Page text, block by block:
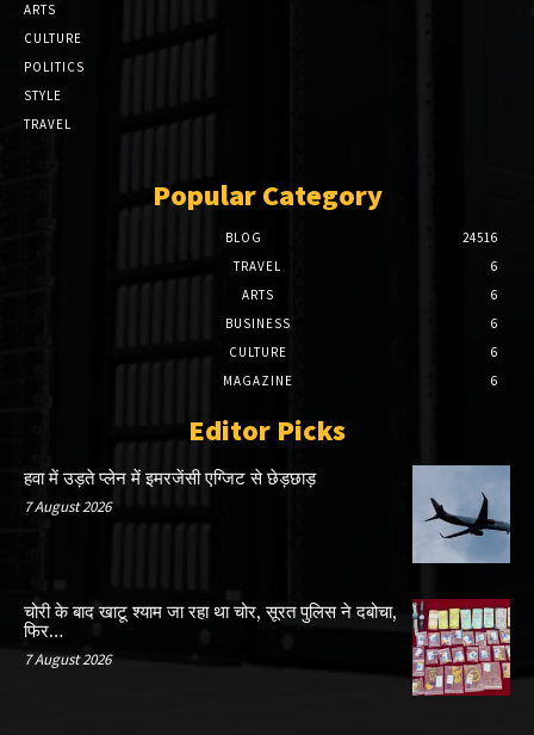
ARTS
CULTURE
POLITICS
STYLE
TRAVEL
Popular Category
BLOG
24516
TRAVEL
6
ARTS
6
BUSINESS
6
CULTURE
6
MAGAZINE
6
Editor Picks
हवा में उड़ते प्लेन में इमरजेंसी एग्जिट से छेड़छाड़
7 August 2026
चोरी के बाद खाटू श्याम जा रहा था चोर, सूरत पुलिस ने दबोचा,
फिर…
7 August 2026